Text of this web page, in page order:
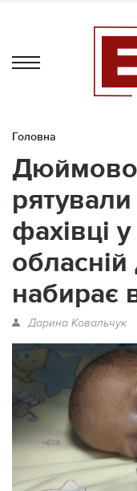
Головна
рятували
фахівці
обласній
набирає
Дарина Ковальчук